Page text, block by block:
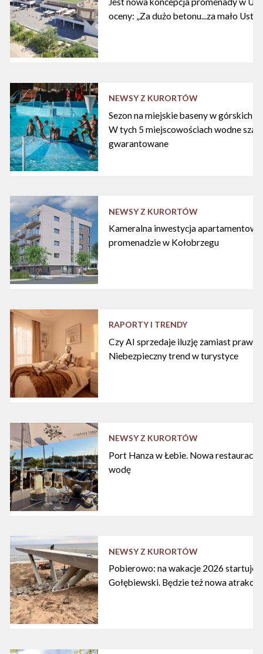
oceny: „Za dużo betonu...za mało
NEWSY Z KURORTÓW
Sezon na miejskie baseny w górskich
W tych 5 miejscowościach wodne
gwarantowane
NEWSY Z KURORTÓW
Kameralna inwestycja
promenadzie w Kołobrzegu
RAPORTY I TRENDY
Czy AI sprzedaje iluzję zamiast
Niebezpieczny trend w turystyce
NEWSY Z KURORTÓW
Port Hanza w Łebie. Nowa restauracja
wodę
NEWSY Z KURORTÓW
Pobierowo: na wakacje 2026 startuje
Gołębiewski. Będzie też nowa atrakcja